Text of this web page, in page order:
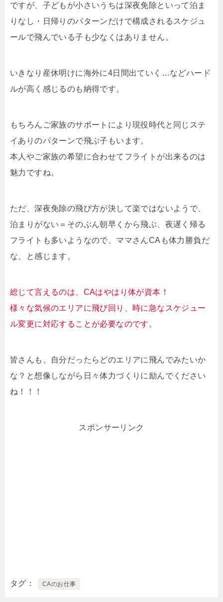
ですが、子どもが小さいうちは深夜免除といって泊ま
りなし・日帰りのパターンだけで構成されるスケジュ
ールで飛んでいる子も少なくはありません。
いきなり産休明けに海外に4日間出ていく…などハード
ルが高く感じるのも納得です。
もちろんご家族のサポートにより現役時代と同じステ
イありのパターンで飛ぶ子もいます。
本人やご家族の希望に合わせてフライトが出来るのは
魅力ですね。
ただ、深夜免除の飛び方が決して楽ではないようで、
泊まりがない＝そのぶん朝早くから飛ぶ、夜遅く帰る
フライトも多いようなので、ママさんCAも体力勝負だ
な、と感じます。
総じて言えるのは、CAはやはり体が資本！
様々な気候のエリアに飛び回り、時に急なスケジュー
ル変更に対応することが必要なのです。
皆さんも、自分だったらどのエリアに飛んでみたいか
な？と想像しながら日々体力づくりに励んでください
ね！！！
スポンサーリンク
タグ CAのお仕事